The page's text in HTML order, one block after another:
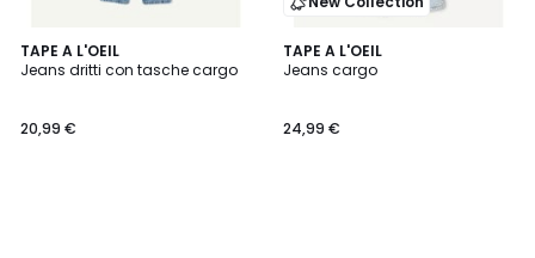
TAPE A L'OEIL
Jeans dritti con tasche cargo
20,99 €
TAPE A L'OEIL
Jeans cargo
24,99 €